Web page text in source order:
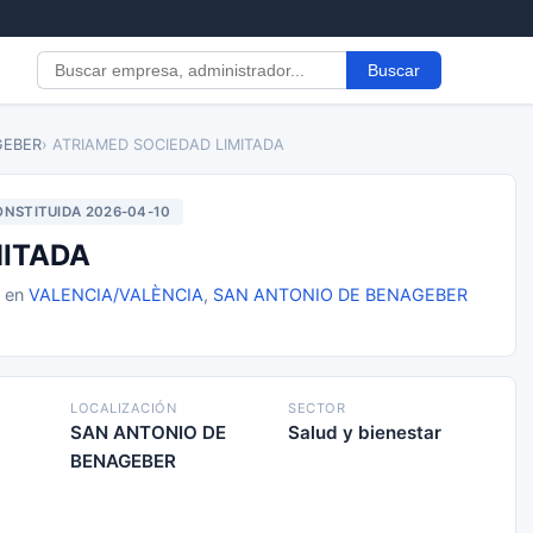
Buscar
› ATRIAMED SOCIEDAD LIMITADA
2026-04-10
en VALENCIA/VALÈNCIA, SAN ANTONIO DE BENAGEBER
LOCALIZACIÓN
SAN ANTONIO DE
BENAGEBER
SECTOR
Salud y bienestar